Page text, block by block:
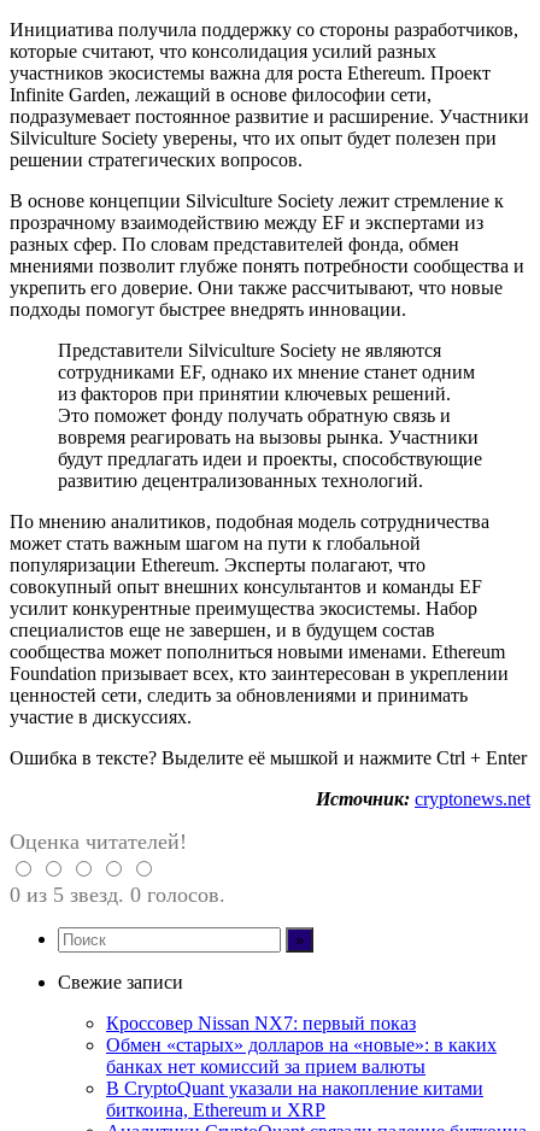
Инициатива получила поддержку со стороны разработчиков,
которые считают, что консолидация усилий разных
участников экосистемы важна для роста Ethereum. Проект
Infinite Garden, лежащий в основе философии сети,
подразумевает постоянное развитие и расширение. Участники
Silviculture Society уверены, что их опыт будет полезен при
решении стратегических вопросов.
В основе концепции Silviculture Society лежит стремление к
прозрачному взаимодействию между EF и экспертами из
разных сфер. По словам представителей фонда, обмен
мнениями позволит глубже понять потребности сообщества и
укрепить его доверие. Они также рассчитывают, что новые
подходы помогут быстрее внедрять инновации.
Представители Silviculture Society не являются
сотрудниками EF, однако их мнение станет одним
из факторов при принятии ключевых решений.
Это поможет фонду получать обратную связь и
вовремя реагировать на вызовы рынка. Участники
будут предлагать идеи и проекты, способствующие
развитию децентрализованных технологий.
По мнению аналитиков, подобная модель сотрудничества
может стать важным шагом на пути к глобальной
популяризации Ethereum. Эксперты полагают, что
совокупный опыт внешних консультантов и команды EF
усилит конкурентные преимущества экосистемы. Набор
специалистов еще не завершен, и в будущем состав
сообщества может пополниться новыми именами. Ethereum
Foundation призывает всех, кто заинтересован в укреплении
ценностей сети, следить за обновлениями и принимать
участие в дискуссиях.
Ошибка в тексте? Выделите её мышкой и нажмите Ctrl + Enter
Источник: cryptonews.net
Оценка читателей!
0 из 5 звезд. 0 голосов.
Свежие записи
Кроссовер Nissan NX7: первый показ
Обмен «старых» долларов на «новые»: в каких
банках нет комиссий за прием валюты
В CryptoQuant указали на накопление китами
биткоина, Ethereum и XRP